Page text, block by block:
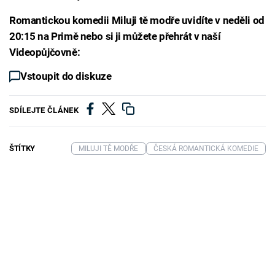
Romantickou komedii Miluji tě modře uvidíte v neděli od
20:15 na Primě nebo si ji můžete přehrát v naší
Videopůjčovně:
Vstoupit do diskuze
SDÍLEJTE ČLÁNEK
ŠTÍTKY MILUJI TĚ MODŘE ČESKÁ ROMANTICKÁ KOMEDIE